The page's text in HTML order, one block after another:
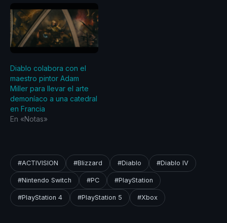
Diablo colabora con el
maestro pintor Adam
Miller para llevar el arte
demoníaco a una catedral
en Francia
En «Notas»
#ACTIVISION #Blizzard #Diablo #Diablo IV
#Nintendo Switch #PC #PlayStation
#PlayStation 4 #PlayStation 5 #Xbox